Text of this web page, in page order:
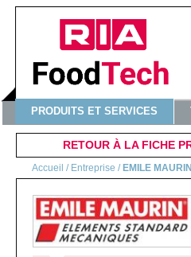
PRODUITS ET SERVICES
RETOUR À LA FICHE
Accueil / Entreprise / EMILE MAURIN